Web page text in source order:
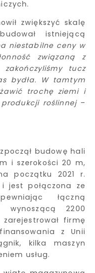
zwiększyć skalę
istniejącą
niestabilne ceny w
związaną z
tucz
bydła. W tamtym
trochę ziemi i
roślinnej–
budowę hali
i szerokości 20 m,
początku 2021 r.
jest połączona ze
łączną
wynoszącą 2200
firmę
z Unii
kilka maszyn
usług.